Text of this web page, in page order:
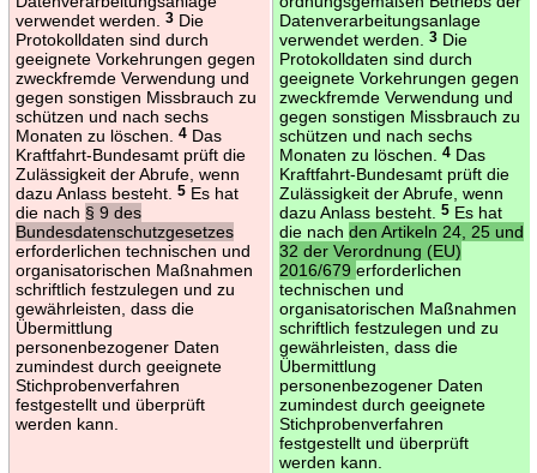
verwendet werden.
3Die
Protokolldaten sind durch
geeignete Vorkehrungen gegen
zweckfremde Verwendung und
gegen sonstigen Missbrauch zu
schützen und nach sechs
Monaten zu löschen.
4Das
Kraftfahrt-Bundesamt prüft die
Zulässigkeit der Abrufe, wenn
dazu Anlass besteht.
5Es hat
die nach § 9 des
Bundesdatenschutzgesetzes
erforderlichen technischen und
organisatorischen Maßnahmen
schriftlich festzulegen und zu
gewährleisten, dass die
Übermittlung
personenbezogener Daten
zumindest durch geeignete
Stichprobenverfahren
festgestellt und überprüft
werden kann.
Datenverarbeitungsanlage
verwendet werden.
3Die
Protokolldaten sind durch
geeignete Vorkehrungen gegen
zweckfremde Verwendung und
gegen sonstigen Missbrauch zu
schützen und nach sechs
Monaten zu löschen.
4Das
Kraftfahrt-Bundesamt prüft die
Zulässigkeit der Abrufe, wenn
dazu Anlass besteht.
5Es hat
die nach den Artikeln 24, 25 und
32 der Verordnung (EU)
2016/679 erforderlichen
technischen und
organisatorischen Maßnahmen
schriftlich festzulegen und zu
gewährleisten, dass die
Übermittlung
personenbezogener Daten
zumindest durch geeignete
Stichprobenverfahren
festgestellt und überprüft
werden kann.